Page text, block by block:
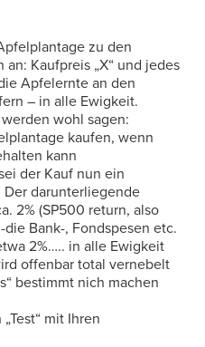
zu den
Kaufpreis „X“ und jedes
Apfelernte an den
– in alle Ewigkeit.
wohl sagen:
kaufen, wenn
kann
der Kauf nun ein
Der darunterliegende
2% (SP500 return, also
Bank-, Fondspesen etc.
2%….. in alle Ewigkeit
offenbar total vernebelt
bestimmt nich machen
mit Ihren